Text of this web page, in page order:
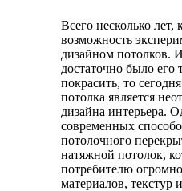
Всего несколько лет,
возможность
дизайном потолков.
достаточно было его
покрасить, то
потолка является
дизайна интерьера.
современных
потолочного
натяжной потолок,
потребителю
материалов,